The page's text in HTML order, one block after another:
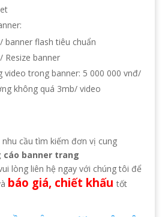
banner flash tiêu chuẩn
Resize banner
video trong banner: 5 000 000 vnđ/
không quá 3mb/ video
cầu tìm kiếm đơn vị cung
cáo banner trang
lòng liên hệ ngay với chúng tôi để
báo giá, chiết khấu tốt